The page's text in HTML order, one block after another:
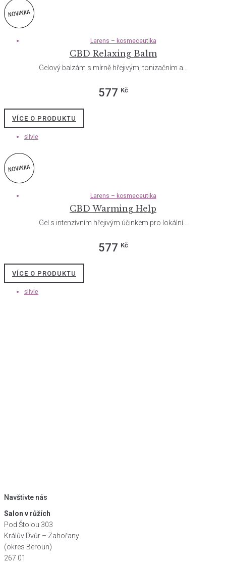
Larens – kosmeceutika
CBD Relaxing Balm
Gelový balzám s mírně hřejivým, tonizačním a...
577 Kč
VÍCE O PRODUKTU
silvie
Larens – kosmeceutika
CBD Warming Help
Gel s intenzívním hřejivým účinkem pro lokální...
577 Kč
VÍCE O PRODUKTU
silvie
Navštivte nás
Salon v růžích
Pod Štolou 303
Králův Dvůr – Zahořany
(okres Beroun)
267 01